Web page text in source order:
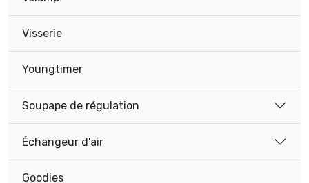
Visserie
Youngtimer
Soupape de régulation
Échangeur d'air
Goodies